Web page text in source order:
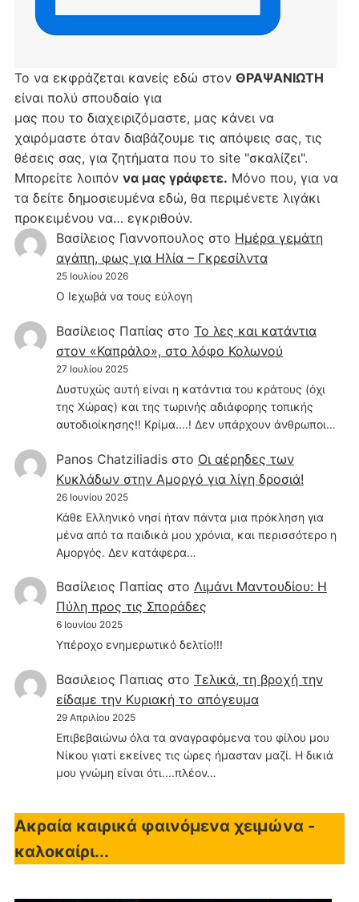
Το να εκφράζεται κανείς εδώ στον ΘΡΑΨΑΝΙΩΤΗ
είναι πολύ σπουδαίο για
μας που το διαχειριζόμαστε, μας κάνει να
χαιρόμαστε όταν διαβάζουμε τις απόψεις σας, τις
θέσεις σας, για ζητήματα που το site "σκαλίζει".
Μπορείτε λοιπόν να μας γράφετε. Μόνο που, για να
τα δείτε δημοσιευμένα εδώ, θα περιμένετε λιγάκι
προκειμένου να… εγκριθούν.
Βασίλειος Γιαννοπουλος στο Hμέρα γεμάτη
αγάπη, φως για Ηλία – Γκρεσίλντα
25 Ιουλίου 2026
Ο Ιεχωβά να τους εύλογη
Βασίλειος Παπίας στο Το λες και κατάντια
στον «Καπράλο», στο λόφο Κολωνού
27 Ιουλίου 2025
Δυστυχώς αυτή είναι η κατάντια του κράτους (όχι
της Χώρας) και της τωρινής αδιάφορης τοπικής
αυτοδιοίκησης!! Κρίμα....! Δεν υπάρχουν άνθρωποι…
Panos Chatziliadisστο Οι αέρηδες των
Κυκλάδων στην Αμοργό για λίγη δροσιά!
26 Ιουνίου 2025
Κάθε Ελληνικό νησί ήταν πάντα μια πρόκληση για
μένα από τα παιδικά μου χρόνια, και περισσότερο η
Αμοργός. Δεν κατάφερα…
Βασίλειος Παπίας στο Λιμάνι Μαντουδίου: Η
Πύλη προς τις Σποράδες
6 Ιουνίου 2025
Υπέροχο ενημερωτικό δελτίο!!!
Βασιλειος Παπιας στο Τελικά, τη βροχή την
είδαμε την Κυριακή το απόγευμα
29 Απριλίου 2025
Επιβεβαιώνω όλα τα αναγραφόμενα του φίλου μου
Νίκου γιατί εκείνες τις ώρες ήμασταν μαζί. Η δικιά
μου γνώμη είναι ότι....πλέον…
Ακραία καιρικά φαινόμενα χειμώνα -
καλοκαίρι...